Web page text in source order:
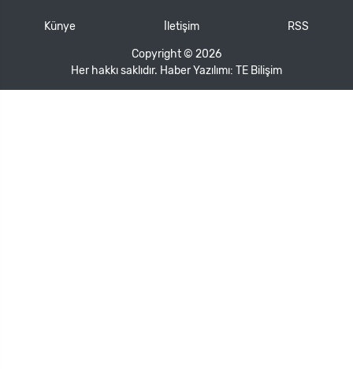
Künye İletişim RSS
Copyright © 2026
Her hakkı saklıdır. Haber Yazılımı: TE Bilişim